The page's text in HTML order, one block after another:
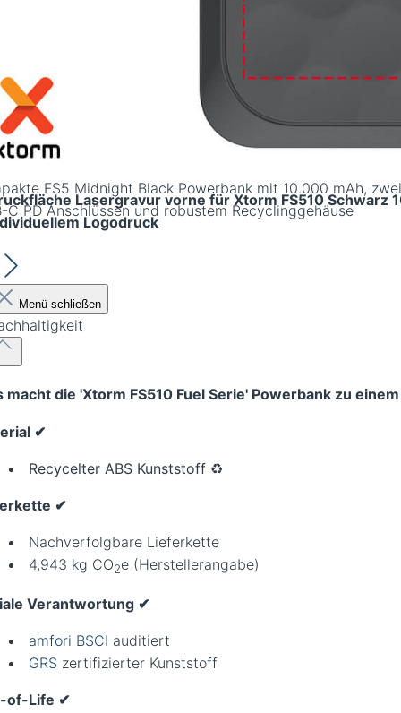
FS5 Midnight Black Powerbank mit 10.000 mAh, zwei
C PD Anschlüssen und robustem Recyclinggehäuse
Lasergravur vorne für Xtorm FS510 Schwarz
Logodruck
Menü schließen
macht die 'Xtorm FS510 Fuel Serie' Powerbank zu
✔︎
Recycelter ABS Kunststoff ♻️
✔︎
Nachverfolgbare Lieferkette
4,943 kg CO2e (Herstellerangabe)
Verantwortung ✔︎
amfori BSCI auditiert
GRS zertifizierter Kunststoff
of-Life ✔︎